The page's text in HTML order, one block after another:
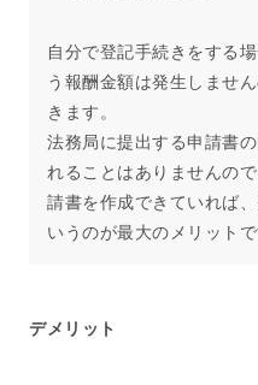
自分で登記手続きをする
う報酬金額は発生しませ
きます。
法務局に提出する申請書
れることはありませんの
請書を作成できていれば
いうのが最大のメリットで
デメリット